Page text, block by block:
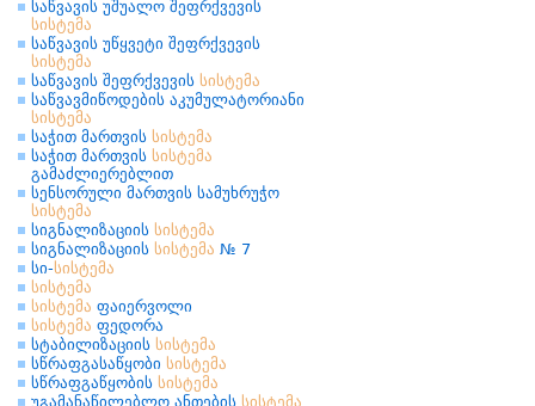
საწვავის უშუალო შეფრქვევის
სისტემა
საწვავის უწყვეტი შეფრქვევის
სისტემა
საწვავის შეფრქვევის სისტემა
საწვავმიწოდების აკუმულატორიანი
სისტემა
საჭით მართვის სისტემა
საჭით მართვის სისტემა
გამაძლიერებლით
სენსორული მართვის სამუხრუჭო
სისტემა
სიგნალიზაციის სისტემა
სიგნალიზაციის სისტემა № 7
სი-სისტემა
სისტემა
სისტემა ფაიერვოლი
სისტემა ფედორა
სტაბილიზაციის სისტემა
სწრაფგასაწყობი სისტემა
სწრაფგაწყობის სისტემა
უგამანაწილებლო ანთების სისტემა